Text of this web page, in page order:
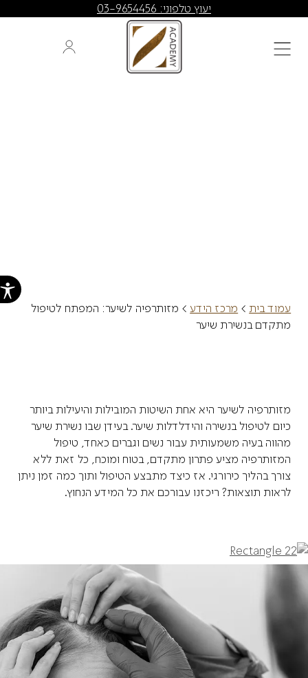
יעוץ טלפוני: 03-9654456
עמוד בית>מרכז הידע>מזותרפיה לשיער: המפתח לטיפול
מתקדם בנשירת שיער
מזותרפיה לשיער היא אחת השיטות המובילות והיעילות ביותר
כיום לטיפול בנשירה והידלדלות שיער. בעידן שבו נשירת שיער
מהווה בעיה משמעותית עבור נשים וגברים כאחד, טיפול
המזותרפיה מציע פתרון מתקדם, בטוח ומוכח, כל זאת ללא
צורך בהליך כירורגי. אז כיצד מתבצע הטיפול ותוך כמה זמן ניתן
לראות תוצאות? ריכזנו עבורכם את כל המידע הנחוץ.